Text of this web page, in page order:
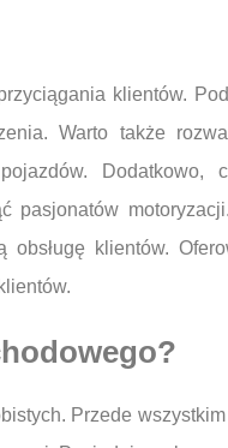
klientów.
Warto także
Dodatkowo,
pasjonatów
klientów.
Przede